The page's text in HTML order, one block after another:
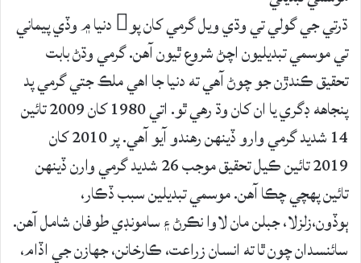
ڌرتي جي گولي تي وڌي ويل گرمي کان پو دنيا ۾ وڏي پيماني
تي موسمي تبديليون اچڻ شروع ٿيون آهن. گرمي وڌڻ بابت
تحقيق ڪندڙن جو چوڻ آهي ته دنيا جا اهي ملڪ جتي گرمي پد
پنجاهه ڊگري يا ان کان وڌ رهي ٿو. اتي 1980 کان 2009 تائين
14 شديد گرمي وارو ڏينهن رهندو آيو آهي. پر 2010 کان
2019 تائين ڪيل تحقيق موجب 26 شديد گرمي وارن ڏينهن
تائين پهچي چڪا آهن. موسمي تبديلين سبب ڏڪار،
ٻوڏون،زلزلا، جبلن مان لاوا نڪرڻ ۽ سامونڊي طوفان شامل آهن.
سائنسدان چون ٿا ته انسان زراعت، ڪارخانن، جهازن جي اڏام،